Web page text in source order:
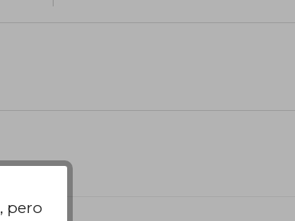
, pero